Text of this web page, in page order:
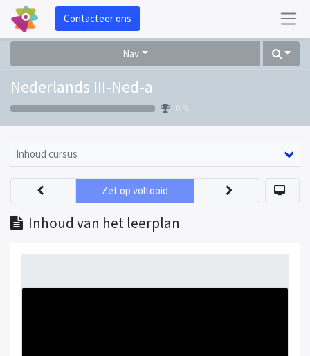
Contacteer ons
Nav
Nederlands III-Ned-a
0 %
Inhoud cursus
Inhoud van het leerplan
Zet op voltooid